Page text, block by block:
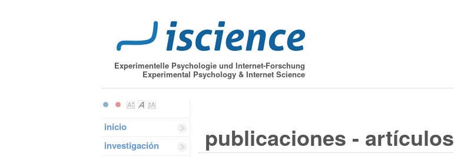
Experimentelle Psychologie und Internet-Forschung
Experimental Psychology & Internet Science
inicio
investigación
publicaciones - artículos